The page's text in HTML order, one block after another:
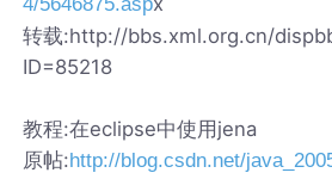
转载:http://bbs.xml.org.cn/
ID=85218
教程:在eclipse中使用jena
原帖:http://blog.csdn.net/